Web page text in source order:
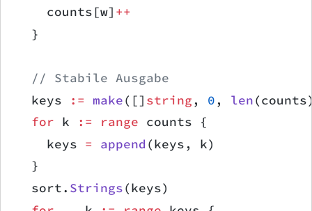
		counts[w]
++
	}
	// Stabile Ausgabe
	keys
:= make([] string, 0, len
	for
k := range counts {
		keys
= append (keys, k)
	}
	sort.
Strings(keys)